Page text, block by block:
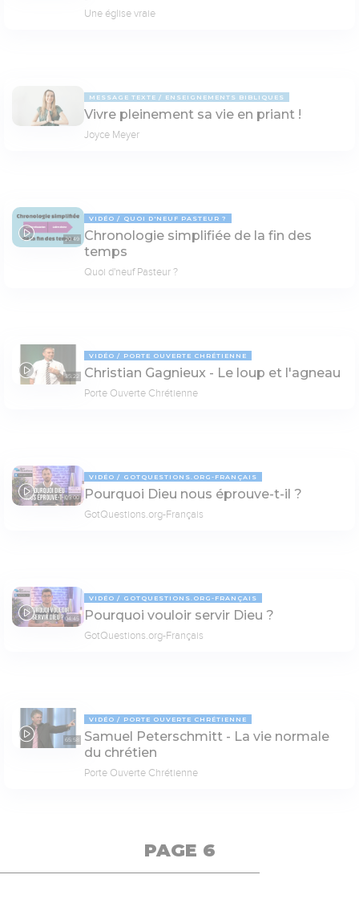
Une église vraie
MESSAGE TEXTE ENSEIGNEMENTS BIBLIQUES
Vivre pleinement sa vie en priant !
Joyce Meyer
20:49
VIDÉO QUOI D'NEUF PASTEUR ?
Chronologie simplifiée de la fin des
temps
Quoi d'neuf Pasteur ?
35:22
VIDÉO PORTE OUVERTE CHRÉTIENNE
Christian Gagnieux - Le loup et l'agneau
Porte Ouverte Chrétienne
05:00
VIDÉO GOTQUESTIONS.ORG-FRANÇAIS
Pourquoi Dieu nous éprouve-t-il ?
GotQuestions.org-Français
04:45
VIDÉO GOTQUESTIONS.ORG-FRANÇAIS
Pourquoi vouloir servir Dieu ?
GotQuestions.org-Français
65:58
VIDÉO PORTE OUVERTE CHRÉTIENNE
Samuel Peterschmitt - La vie normale
du chrétien
Porte Ouverte Chrétienne
PAGE 6